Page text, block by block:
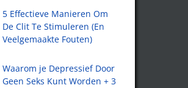
5 Effectieve Manieren Om
De Clit Te Stimuleren (En
Veelgemaakte Fouten)
Waarom je Depressief Door
Geen Seks Kunt Worden + 3